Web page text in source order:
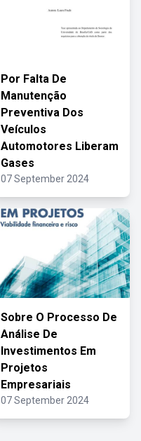
Por Falta De
Manutenção
Preventiva Dos
Veículos
Automotores Liberam
Gases
07 September 2024
Sobre O Processo De
Análise De
Investimentos Em
Projetos
Empresariais
07 September 2024